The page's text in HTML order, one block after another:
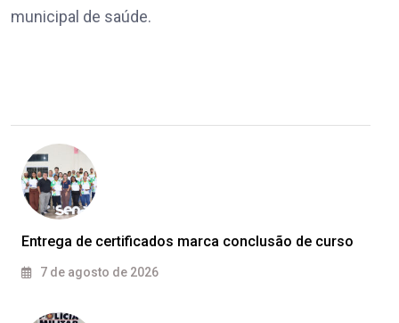
municipal de saúde.
Entrega de certificados marca conclusão de curso
7 de agosto de 2026